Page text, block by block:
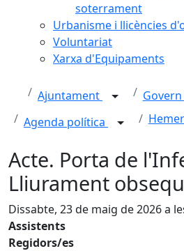
soterrament
Urbanisme i llicències
Voluntariat
Xarxa d'Equipaments
Ajuntament
Govern
Agenda política
Acte. Porta de
Lliurament
Dissabte, 23 de maig de 2026 a
Assistents
Regidors/es